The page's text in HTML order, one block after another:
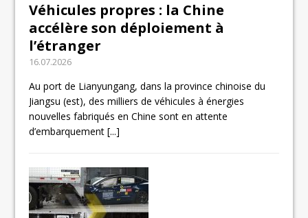
Véhicules propres : la Chine
accélère son déploiement à
l’étranger
16.07.2026
Au port de Lianyungang, dans la province chinoise du
Jiangsu (est), des milliers de véhicules à énergies
nouvelles fabriqués en Chine sont en attente
d’embarquement[...]